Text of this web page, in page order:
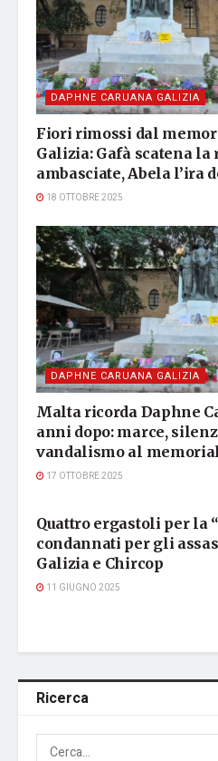
DAPHNE CARUANA GALIZIA
Fiori rimossi dal
Galizia: Gafà scatena
ambasciate, Abela l’ira
18 OTTOBRE 2025
DAPHNE CARUANA GALIZIA
Malta ricorda Daphne
anni dopo: marce,
vandalismo al
17 OTTOBRE 2025
Quattro ergastoli per la
condannati per gli
Galizia e Chircop
11 GIUGNO 2025
Ricerca